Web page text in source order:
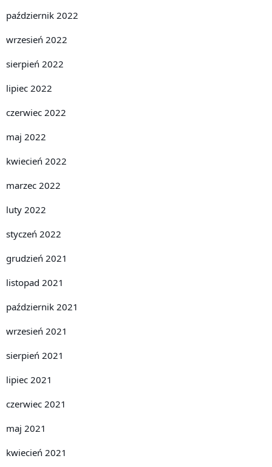
październik 2022
wrzesień 2022
sierpień 2022
lipiec 2022
czerwiec 2022
maj 2022
kwiecień 2022
marzec 2022
luty 2022
styczeń 2022
grudzień 2021
listopad 2021
październik 2021
wrzesień 2021
sierpień 2021
lipiec 2021
czerwiec 2021
maj 2021
kwiecień 2021